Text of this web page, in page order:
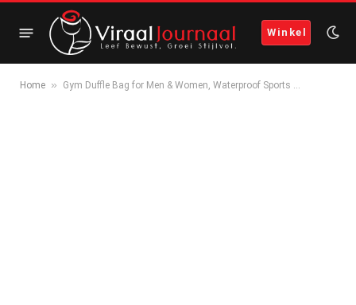
Winkel
Home » Gym Duffle Bag for Men & Women, Waterproof Sports …